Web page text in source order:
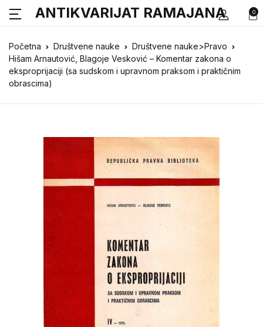
0
ANTIKVARIJAT RAMAJANA
Početna Društvene nauke
Društvene nauke>Pravo
Hišam Arnautović, Blagoje Vesković – Komentar zakona o
eksproprijaciji (sa sudskom i upravnom praksom i praktičnim
obrascima)